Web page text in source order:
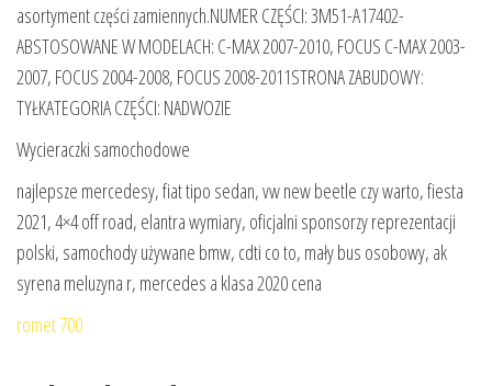
asortyment części zamiennych.NUMER CZĘŚCI: 3M51-A17402-
ABSTOSOWANE W MODELACH: C-MAX 2007-2010, FOCUS C-MAX 2003-
2007, FOCUS 2004-2008, FOCUS 2008-2011STRONA ZABUDOWY:
TYŁKATEGORIA CZĘŚCI: NADWOZIE
Wycieraczki samochodowe
najlepsze mercedesy, fiat tipo sedan, vw new beetle czy warto, fiesta
2021, 4×4 off road, elantra wymiary, oficjalni sponsorzy reprezentacji
polski, samochody używane bmw, cdti co to, mały bus osobowy, ak
syrena meluzyna r, mercedes a klasa 2020 cena
romet 700